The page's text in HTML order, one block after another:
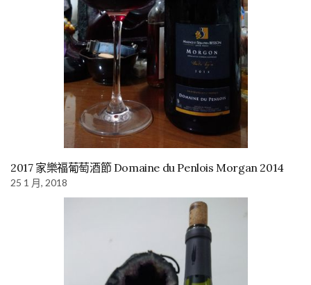
2017 家樂福葡萄酒節 Domaine du Penlois Morgan 2014
25 1 月, 2018